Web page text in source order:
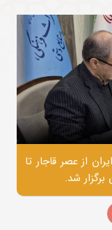
از عصر قاجار تا
شد.